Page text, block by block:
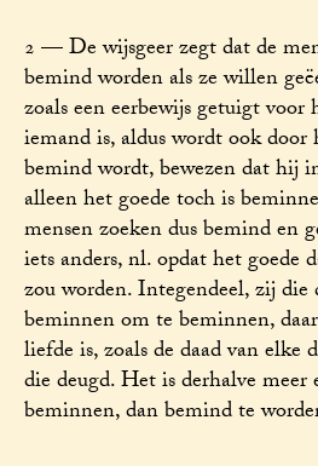
2 — De wijsgeer zegt dat de
bemind worden als ze willen
zoals een eerbewijs getuigt
iemand is, aldus wordt ook
bemind wordt, bewezen dat hij
alleen het goede toch is
mensen zoeken dus bemind en
iets anders, nl. opdat het goede
zou worden. Integendeel, zij
beminnen om te beminnen,
liefde is, zoals de daad van elke
die deugd. Het is derhalve meer
beminnen, dan bemind te